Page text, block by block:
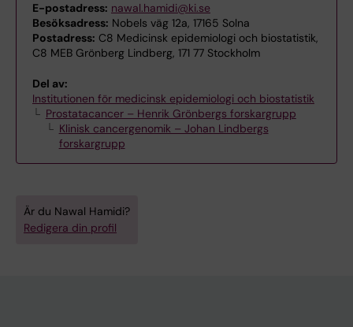
E-postadress: nawal.hamidi@ki.se
Besöksadress: Nobels väg 12a, 17165 Solna
Postadress: C8 Medicinsk epidemiologi och biostatistik,
C8 MEB Grönberg Lindberg, 171 77 Stockholm
Del av:
Institutionen för medicinsk epidemiologi och biostatistik
Prostatacancer – Henrik Grönbergs forskargrupp
Klinisk cancergenomik – Johan Lindbergs
forskargrupp
Är du Nawal Hamidi?
Redigera din profil